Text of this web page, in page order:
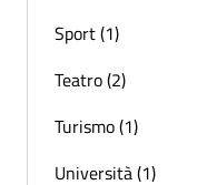
Sport (1)
Teatro (2)
Turismo (1)
Università (1)